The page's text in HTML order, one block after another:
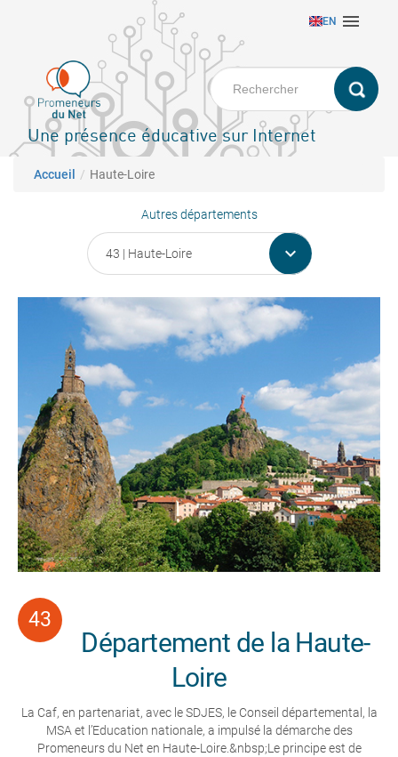
principal
EN 
Une présence éducative sur Internet
Fil d'Ariane
Accueil Haute-Loire
Autres départements

Département de la Haute-
Loire
La Caf, en partenariat, avec le SDJES, le Conseil départemental, la
MSA et l’Education nationale, a impulsé la démarche des
Promeneurs du Net en Haute-Loire.&nbsp;Le principe est de